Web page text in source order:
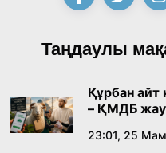
Қазақ тіліндегі «құт»
лингвомәдени сипаты
09:21, 21 Шілде 2026
Абайдың адам
Таңдаулы
Құрбан айт
– ҚМДБ
23:01, 25